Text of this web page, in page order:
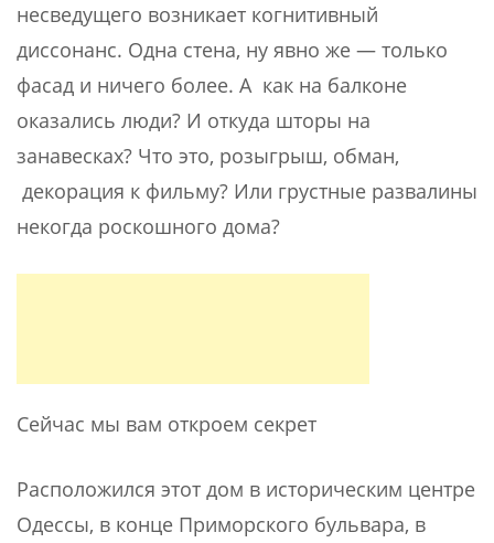
несведущего возникает когнитивный
диссонанс. Одна стена, ну явно же — только
фасад и ничего более. А как на балконе
оказались люди? И откуда шторы на
занавесках? Что это, розыгрыш, обман,
декорация к фильму? Или грустные развалины
некогда роскошного дома?
Сейчас мы вам откроем секрет
Расположился этот дом в историческим центре
Одессы, в конце Приморского бульвара, в